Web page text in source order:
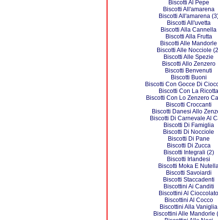
Biscotti Al Pepe
Biscotti All'amarena
Biscotti All'amarena
Biscotti All'uvetta
Biscotti Alla Cannella
Biscotti Alla Frutta
Biscotti Alle Mandorle
Biscotti Alle Nocciole
Biscotti Alle Spezie
Biscotti Allo Zenzero
Biscotti Benvenuti
Biscotti Buoni
Biscotti Con Gocce Di
Biscotti Con La Ricotta
Biscotti Con Lo Zenzero
Biscotti Croccanti
Biscotti Danesi Allo
Biscotti Di Carnevale Al
Biscotti Di Famiglia
Biscotti Di Nocciole
Biscotti Di Pane
Biscotti Di Zucca
Biscotti Integrali (2)
Biscotti Irlandesi
Biscotti Moka E
Biscotti Savoiardi
Biscotti Staccadenti
Biscottini Ai Canditi
Biscottini Al Cioccolato
Biscottini Al Cocco
Biscottini Alla Vaniglia
Biscottini Alle Mandorle